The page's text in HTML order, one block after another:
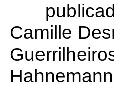
publicada
Camille